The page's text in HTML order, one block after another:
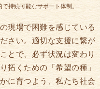
持続可能なサポート体制。
現場で困難を感じている
さい。適切な支援に繋が
とで、必ず状況は変わり
拓くための「希望の種」
に育つよう、私たち社会